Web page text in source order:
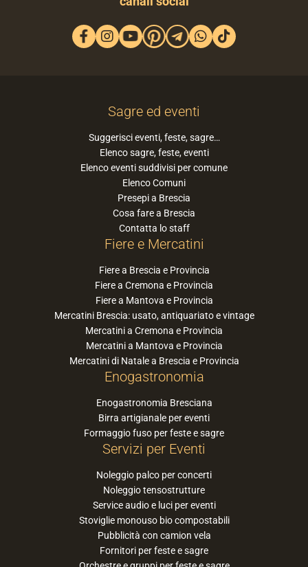
Sagre ed eventi
Suggerisci eventi, feste, sagre…
Elenco sagre, feste, eventi
Elenco eventi suddivisi per comune
Elenco Comuni
Presepi a Brescia
Cosa fare a Brescia
Contatta lo staff
Fiere e Mercatini
Fiere a Brescia e Provincia
Fiere a Cremona e Provincia
Fiere a Mantova e Provincia
Mercatini Brescia: usato, antiquariato e vintage
Mercatini a Cremona e Provincia
Mercatini a Mantova e Provincia
Mercatini di Natale a Brescia e Provincia
Enogastronomia
Enogastronomia Bresciana
Birra artigianale per eventi
Formaggio fuso per feste e sagre
Servizi per Eventi
Noleggio palco per concerti
Noleggio tensostrutture
Service audio e luci per eventi
Stoviglie monouso bio compostabili
Pubblicità con camion vela
Fornitori per feste e sagre